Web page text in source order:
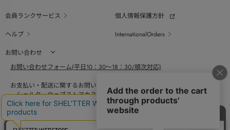
会員ランクサービス
個人情報保護方針
ヘルプ
InternationalOrders
お問い合わせ
お問い合わせフォーム(平日10：30～18：30/順次対応)
お支払い・配送に関するお問い合わせ（平日10：30～18：00）
シェルターウェブストアカスタマーセンター
0800-123-6820
商品の素材、サイズ、仕様等に関するお問い合せ（平日10：30～18：00）
バロックジャパンリミテッドコールセンター